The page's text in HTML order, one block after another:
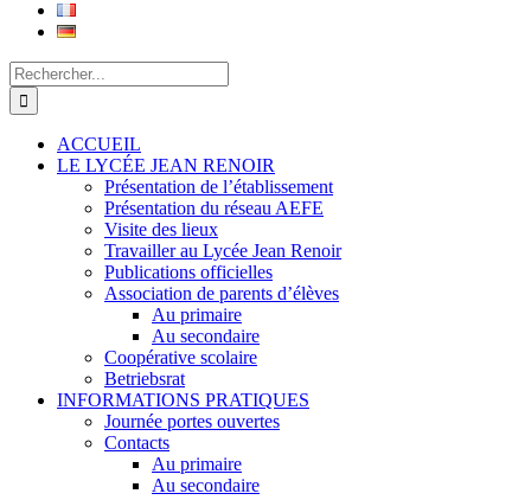
Rechercher:
ACCUEIL
LE LYCÉE JEAN RENOIR
Présentation de l’établissement
Présentation du réseau AEFE
Visite des lieux
Travailler au Lycée Jean Renoir
Publications officielles
Association de parents d’élèves
Au primaire
Au secondaire
Coopérative scolaire
Betriebsrat
INFORMATIONS PRATIQUES
Journée portes ouvertes
Contacts
Au primaire
Au secondaire